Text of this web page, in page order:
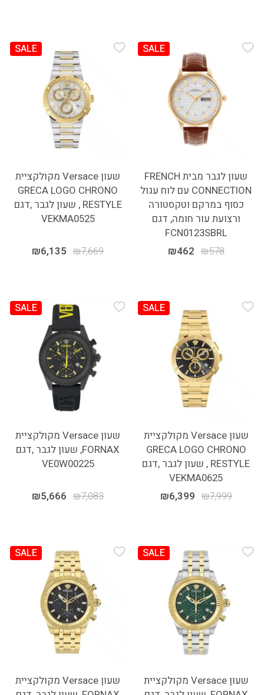
Add Wishlist
SALE
שעון לגבר מבית FRENCH
CONNECTION עם לוח עגול
כסוף במרקם וטקסטורה
ורצועת עור חומה, דגם
FCN0123SBRL
₪578
₪462
Add Wishlist
SALE
שעון Versace מקולקציית
GRECA LOGO CHRONO
RESTYLE , שעון לגבר ,דגם
VEKMA0525
₪7,669
₪6,135
Add Wishlist
SALE
שעון Versace מקולקציית
GRECA LOGO CHRONO
RESTYLE , שעון לגבר ,דגם
VEKMA0625
₪7,999
₪6,399
Add Wishlist
SALE
שעון Versace מקולקציית
FORNAX, שעון לגבר ,דגם
VE0W00225
₪7,083
₪5,666
Add Wishlist
SALE
שעון Versace מקולקציית
Add Wishlist
SALE
שעון Versace מקולקציית